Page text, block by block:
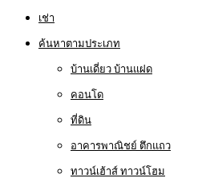
เช่า
ค้นหาตามประเภท
บ้านเดี่ยว บ้านแฝด
คอนโด
ที่ดิน
อาคารพาณิชย์ ตึกแถว
ทาวน์เฮ้าส์ ทาวน์โฮม